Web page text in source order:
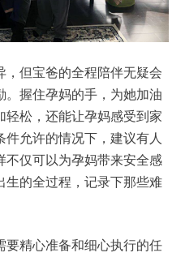
，但宝爸的全程陪伴无疑会
。握住孕妈的手，为她加油
轻松，还能让孕妈感受到家
件允许的情况下，建议有人
不仅可以为孕妈带来安全感
生的全过程，记录下那些难
要精心准备和细心执行的任